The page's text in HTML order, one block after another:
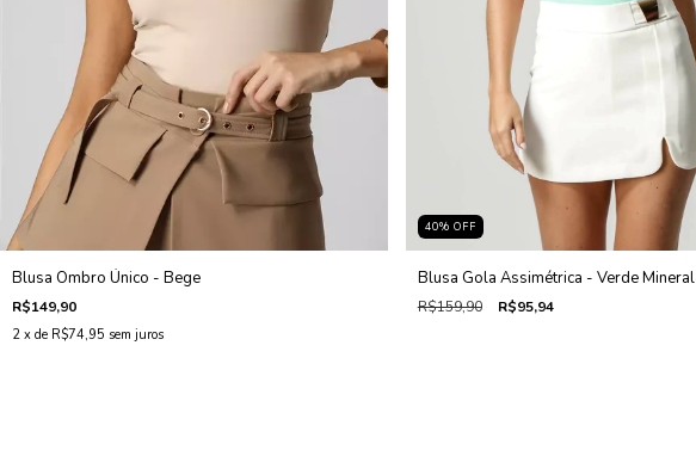
Blusa Ombro Único - Bege
R$149,90
2 x de R$74,95 sem juros
40% OFF
Blusa Gola Assimétrica - Verde Mineral
R$159,90 R$95,94